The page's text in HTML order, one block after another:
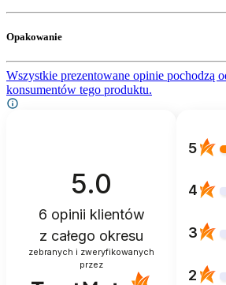
Opakowanie
Wszystkie prezentowane opinie pochodzą
konsumentów tego produktu.
5.0
6 opinii klientów
z całego okresu
zebranych i zweryfikowanych
przez
5
4
3
2